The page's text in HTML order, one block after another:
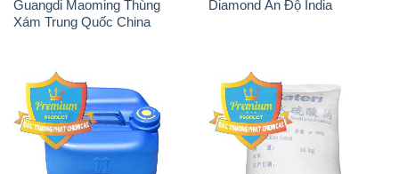
Guangdi Maoming Thùng
Xám Trung Quốc China
Diamond Ấn Độ India